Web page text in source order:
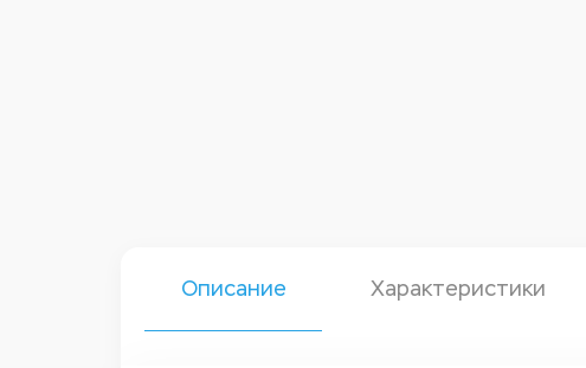
Описание Характеристики